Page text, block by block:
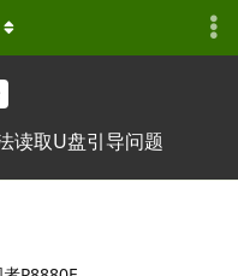
读取U盘引导问题